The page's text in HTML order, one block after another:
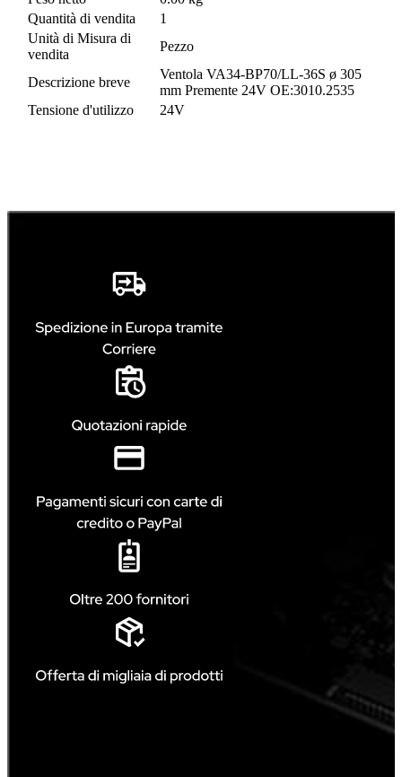
Quantità di vendita
1
Unità di Misura di
vendita
Pezzo
Descrizione breve
Ventola VA34-BP70/LL-36S ø 305
mm Premente 24V OE:3010.2535
Tensione d'utilizzo
24V